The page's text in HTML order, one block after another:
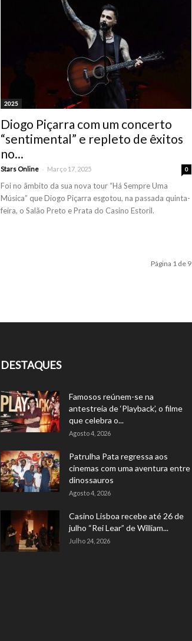
2025
Diogo Piçarra com um concerto
“sentimental” e repleto de êxitos
no...
Stars Online - Março 17, 2025 0
Foi no âmbito da sua nova tour “Há Sempre Uma
Música” que Diogo Piçarra esgotou, na passada quinta-
feira, o Salão Preto e Prata do Casino Estoril.
Página 1 de 9
DESTAQUES
Famosos reúnem-se na
antestreia de ‘Playback’, o filme
que celebra o...
Agosto 4, 2026
Patrulha Pata regressa aos
cinemas com uma aventura entre
dinossauros
Agosto 4, 2026
Casino Lisboa recebe até 26 de
julho “Rei Lear” de William...
Julho 24, 2026